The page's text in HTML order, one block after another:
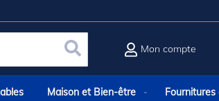
Rechercher
Mon compte
Maison et Bien-être Fournitures